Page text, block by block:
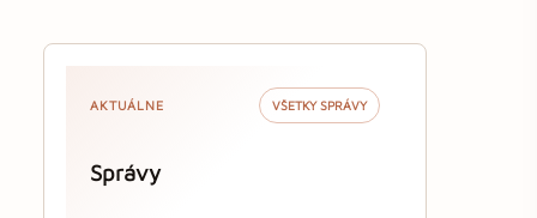
AKTUÁLNE VŠETKY SPRÁVY
Správy